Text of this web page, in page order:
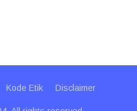
Kode Etik Disclaimer